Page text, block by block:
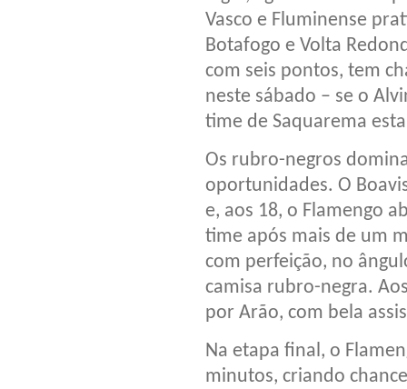
Vasco e Fluminense
Botafogo e Volta
com seis pontos, tem
neste sábado – se o
time de Saquarema
Os rubro-negros
oportunidades. O
e, aos 18, o Flamengo
time após mais de um
com perfeição, no
camisa rubro-negra.
por Arão, com bela
Na etapa final, o
minutos, criando